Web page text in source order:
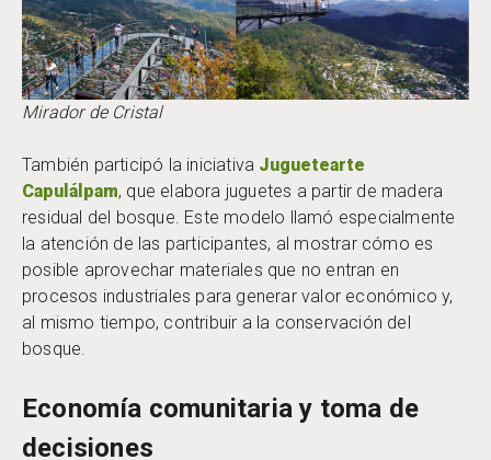
Mirador de Cristal
También participó la iniciativa Juguetearte
Capulálpam, que elabora juguetes a partir de madera
residual del bosque. Este modelo llamó especialmente
la atención de las participantes, al mostrar cómo es
posible aprovechar materiales que no entran en
procesos industriales para generar valor económico y,
al mismo tiempo, contribuir a la conservación del
bosque.
Economía comunitaria y toma de
decisiones